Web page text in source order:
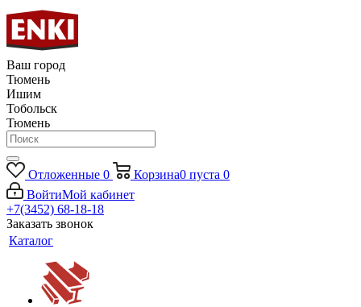
Ваш город
Тюмень
Ишим
Тобольск
Тюмень
Отложенные 0 Корзина0 пуста 0
ВойтиМой кабинет
+7(3452) 68-18-18
Заказать звонок
Каталог